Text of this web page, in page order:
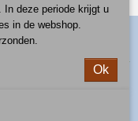
waxinelicht> waxinelicht
deze periode krijgt u
in de webshop.
Ok